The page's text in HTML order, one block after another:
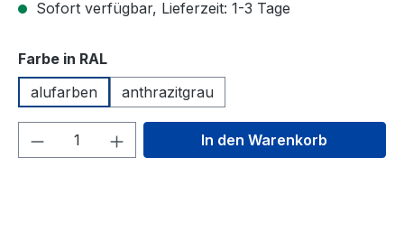
Sofort verfügbar, Lieferzeit: 1-3 Tage
Farbe in RALauswählen
alufarben
anthrazitgrau
Produkt Anzahl: Gib denIn den Warenkorb